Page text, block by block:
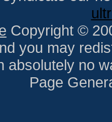
Copyright ©
you may
absolutely no
Page